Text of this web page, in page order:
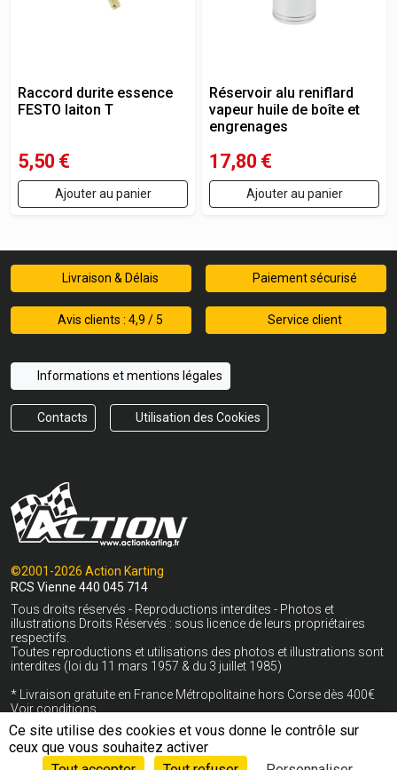
Ce site utilise des cookies et vous donne le contrôle sur
ceux que vous souhaitez activer
Raccord durite essence
FESTO laiton T
5,50 €
Ajouter au panier
Réservoir alu reniflard
vapeur huile de boîte et
engrenages
17,80 €
Ajouter au panier
Livraison & Délais Paiement sécurisé
Avis clients : 4,9 / 5 Service client
Informations et mentions légales
Contacts Utilisation des Cookies
©2001-2026 Action Karting
RCS Vienne 440 045 714
Tous droits réservés - Reproductions interdites - Photos et
illustrations Droits Réservés : sous licence de leurs propriétaires
respectifs.
Toutes reproductions et utilisations des photos et illustrations sont
interdites (loi du 11 mars 1957 & du 3 juillet 1985)
* Livraison gratuite en France Métropolitaine hors Corse dès 400€
Voir conditions
S'inscrire à la newsletter